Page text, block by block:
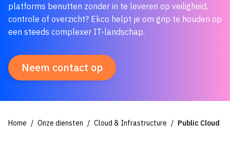
platforms benutten zonder in te leveren op veiligheid,
controle of overzicht? Ekco helpt je om grip te houden op
een steeds complexer IT-landschap.
Neem contact op
Home Onze diensten Cloud & Infrastructure Public Cloud